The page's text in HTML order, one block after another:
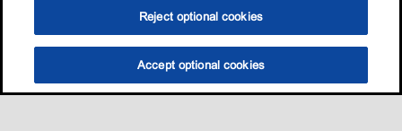
选油助手 查找门店
Reject optional cookies
Accept optional cookies